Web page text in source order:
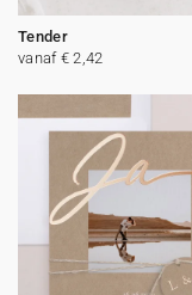
Tender
vanaf € 2,42